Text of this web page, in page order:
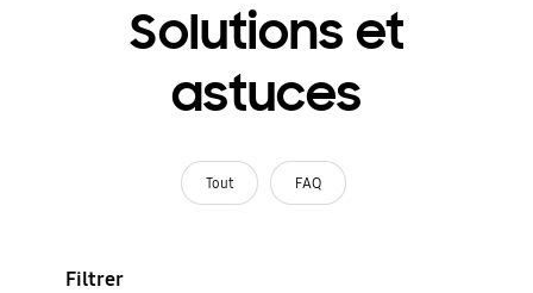
Solutions et
astuces
Tout FAQ
Filtrer